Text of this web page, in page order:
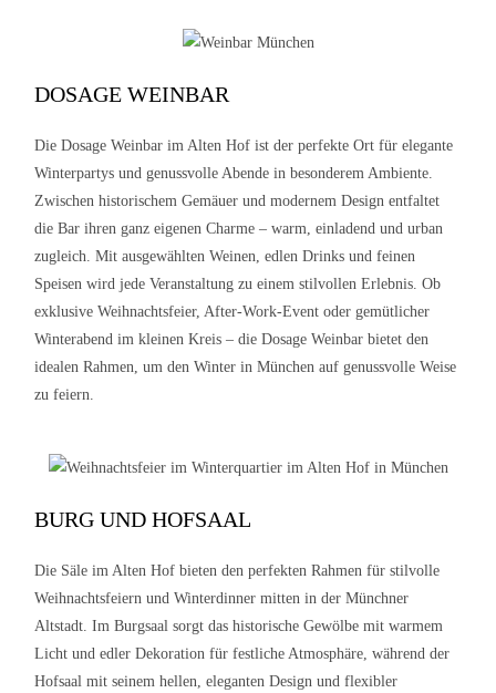
DOSAGE WEINBAR
Die Dosage Weinbar im Alten Hof ist der perfekte Ort für elegante
Winterpartys und genussvolle Abende in besonderem Ambiente.
Zwischen historischem Gemäuer und modernem Design entfaltet
die Bar ihren ganz eigenen Charme – warm, einladend und urban
zugleich. Mit ausgewählten Weinen, edlen Drinks und feinen
Speisen wird jede Veranstaltung zu einem stilvollen Erlebnis. Ob
exklusive Weihnachtsfeier, After-Work-Event oder gemütlicher
Winterabend im kleinen Kreis – die Dosage Weinbar bietet den
idealen Rahmen, um den Winter in München auf genussvolle Weise
zu feiern.
BURG UND HOFSAAL
Die Säle im Alten Hof bieten den perfekten Rahmen für stilvolle
Weihnachtsfeiern und Winterdinner mitten in der Münchner
Altstadt. Im Burgsaal sorgt das historische Gewölbe mit warmem
Licht und edler Dekoration für festliche Atmosphäre, während der
Hofsaal mit seinem hellen, eleganten Design und flexibler